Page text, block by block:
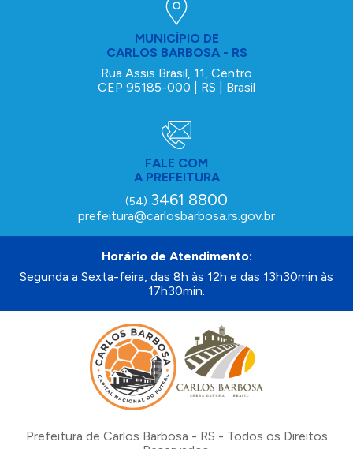
MUNICÍPIO DE
CARLOS BARBOSA - RS
Rua Assis Brasil, 11, Centro
CEP 95185-000 | RS | Brasil
FALE COM
A PREFEITURA
(54) 3461 8800
prefeitura@carlosbarbosa.rs.gov.br
Horário de Atendimento:
Segunda a Sexta-feira, das 8h às 12h e das 13h30min às
17h30min.
Prefeitura de Carlos Barbosa - RS - Todos os Direitos